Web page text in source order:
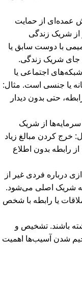
عمده‌ای از حمایت
شریک زندگی
با دوست سابق یا
جای شریک زندگی.
اجتماعی یا
یا جنسی است. مثال:
حتی بدون دیدار
سرمایه‌ها از شریک
خرج کردن مبالغ زیاد
رابطه بدون اطلاع
درباره فردی غیر از
شریک اصلی می‌شود.
یا رابطه با شخص
باشند. تشخیص و
شدن آسیب‌ها اهمیت